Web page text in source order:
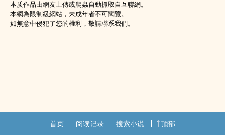
本质作品由網友上傳或爬蟲自動抓取自互聯網。
本網為限制級網站，未成年者不可閱覽。
如無意中侵犯了您的權利，敬請聯系我們。
首页 阅读记录 搜索小说 顶部